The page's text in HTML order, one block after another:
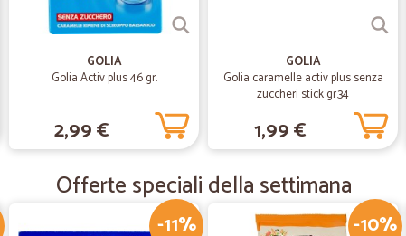
Andrea B.
ottimi prezzi consegna velocissima
G.marco B.
Prodotti molto buoni con
GOLIA
Golia Activ plus 46 gr.
2,99 €
GOLIA
Golia caramelle activ plus senza
zuccheri stick gr.34
1,99 €
Offerte speciali della settimana
-11% -10%